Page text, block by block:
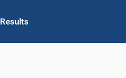
Results